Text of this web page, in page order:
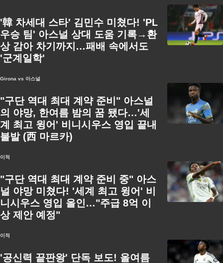
'韓 차세대 스타' 김민수 미쳤다! 'PL
우승 팀' 아스널 상대 도움 기록→환
상 감아 차기까지…패배 속에서도
'군계일학'
Girona vs 아스널
"구단 역대 최대 계약 준비" 아스널
의 야망, 한여름 밤의 꿈 됐다…'세
계 최고 윙어' 비니시우스 영입 끝내
불발 (西 마르카)
이적
"구단 역대 최대 계약 준비 중" 아스
널 야망 미쳤다! '세계 최고 윙어' 비
니시우스 영입 올인…"주급 8억 이
상 제안 예정"
이적
'공신력 끝판왕' 단독 보도! 올여름